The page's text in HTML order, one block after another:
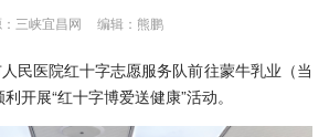
三峡宜昌网 编辑：熊鹏
民医院红十字志愿服务队前往蒙牛乳业（当
开展“红十字博爱送健康”活动。